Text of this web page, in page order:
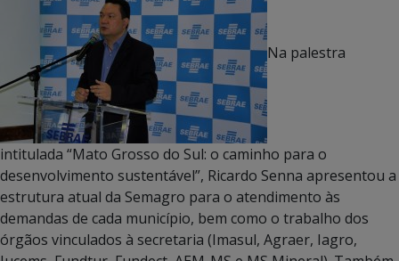
Na palestra
intitulada “Mato Grosso do Sul: o caminho para o
desenvolvimento sustentável”, Ricardo Senna apresentou a
estrutura atual da Semagro para o atendimento às
demandas de cada município, bem como o trabalho dos
órgãos vinculados à secretaria (Imasul, Agraer, Iagro,